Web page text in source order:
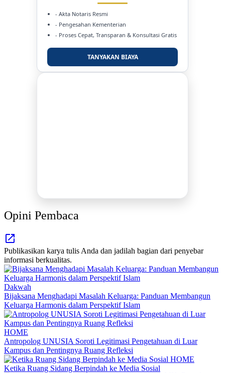
- Akta Notaris Resmi
- Pengesahan Kementerian
- Proses Cepat, Transparan & Konsultasi Gratis
TANYAKAN BIAYA
Opini Pembaca
Publikasikan karya tulis Anda dan jadilah bagian dari penyebar
informasi berkualitas.
Dakwah
Bijaksana Menghadapi Masalah Keluarga: Panduan Membangun
Keluarga Harmonis dalam Perspektif Islam
HOME
Antropolog UNUSIA Soroti Legitimasi Pengetahuan di Luar
Kampus dan Pentingnya Ruang Refleksi
HOME
Ketika Ruang Sidang Berpindah ke Media Sosial